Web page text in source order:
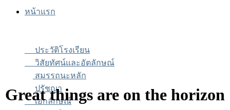
หน้าแรก
ประวัติโรงเรียน
วิสัยทัศน์และอัตลักษณ์
สมรรถนะหลัก
ปรัชญา
เอกลักษณ์
Great things are on the horizon